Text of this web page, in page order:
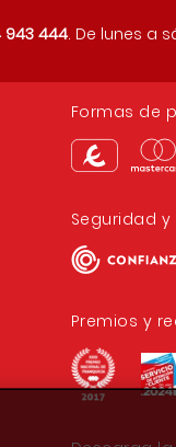
943 444. De lunes a
Formas de
Seguridad
Premios y